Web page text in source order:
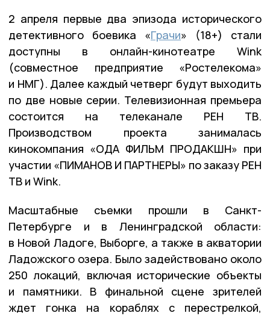
2 апреля первые два эпизода исторического
детективного боевика «Грачи» (18+) стали
доступны в онлайн-кинотеатре Wink
(совместное предприятие «Ростелекома»
и НМГ). Далее каждый четверг будут выходить
по две новые серии. Телевизионная премьера
состоится на телеканале РЕН ТВ.
Производством проекта занималась
кинокомпания «ОДА ФИЛЬМ ПРОДАКШН» при
участии «ПИМАНОВ И ПАРТНЕРЫ» по заказу РЕН
ТВ и Wink.
Масштабные съемки прошли в Санкт-
Петербурге и в Ленинградской области:
в Новой Ладоге, Выборге, а также в акватории
Ладожского озера. Было задействовано около
250 локаций, включая исторические объекты
и памятники. В финальной сцене зрителей
ждет гонка на кораблях с перестрелкой,